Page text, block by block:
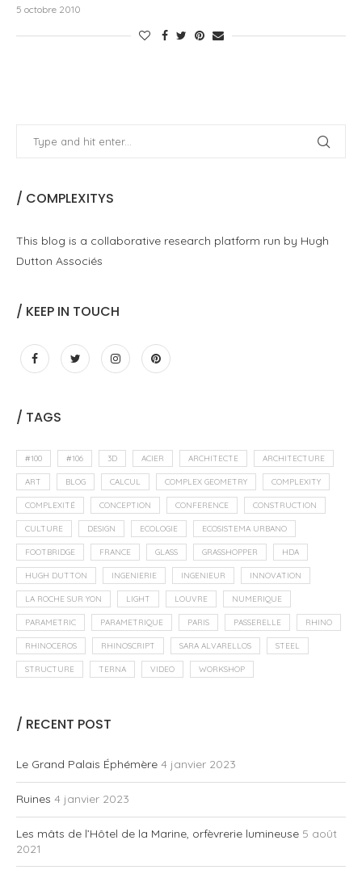
5 octobre 2010
/ COMPLEXITYS
This blog is a collaborative research platform run by Hugh
Dutton Associés
/ KEEP IN TOUCH
/ TAGS
#100 #106 3D ACIER ARCHITECTE ARCHITECTURE
ART BLOG CALCUL COMPLEX GEOMETRY COMPLEXITY
COMPLEXITÉ CONCEPTION CONFERENCE CONSTRUCTION
CULTURE DESIGN ECOLOGIE ECOSISTEMA URBANO
FOOTBRIDGE FRANCE GLASS GRASSHOPPER HDA
HUGH DUTTON INGENIERIE INGENIEUR INNOVATION
LA ROCHE SUR YON LIGHT LOUVRE NUMERIQUE
PARAMETRIC PARAMETRIQUE PARIS PASSERELLE RHINO
RHINOCEROS RHINOSCRIPT SARA ALVARELLOS STEEL
STRUCTURE TERNA VIDEO WORKSHOP
/ RECENT POST
Le Grand Palais Éphémère 4 janvier 2023
Ruines 4 janvier 2023
Les mâts de l’Hôtel de la Marine, orfèvrerie lumineuse 5 août
2021